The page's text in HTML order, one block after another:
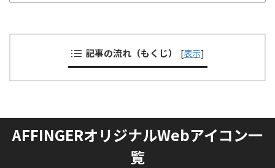
記事の流れ（もくじ） [表示]
AFFINGERオリジナルWebアイコン一
覧